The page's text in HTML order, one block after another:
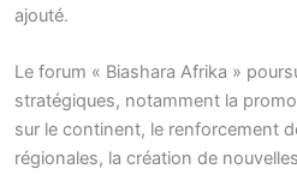
ajouté.
Le forum « Biashara Afrika »
stratégiques, notamment la
sur le continent, le renforcement
régionales, la création de